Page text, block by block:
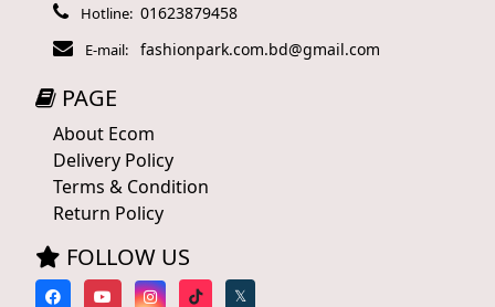
Hotline: 01623879458
E-mail: fashionpark.com.bd@gmail.com
PAGE
About Ecom
Delivery Policy
Terms & Condition
Return Policy
FOLLOW US
𝕏